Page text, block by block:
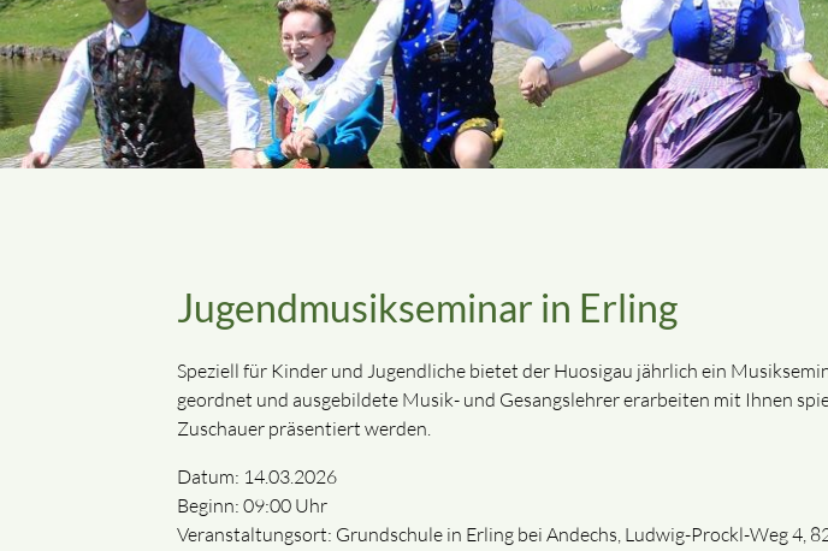
Jugendmusikseminar in Erling
Speziell für Kinder und Jugendliche bietet der Huosigau jährlich ein
geordnet und ausgebildete Musik- und Gesangslehrer erarbeiten mit Ihnen
Zuschauer präsentiert werden.
Datum: 14.03.2026
Beginn: 09:00 Uhr
Veranstaltungsort: Grundschule in Erling bei Andechs, Ludwig-Prockl-Weg 4,